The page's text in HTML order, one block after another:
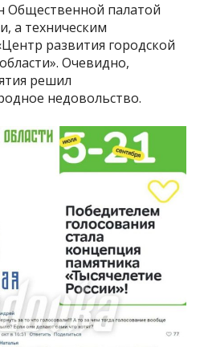
Общественной палатой
а техническим
развития городской
Очевидно,
решил
недовольство.